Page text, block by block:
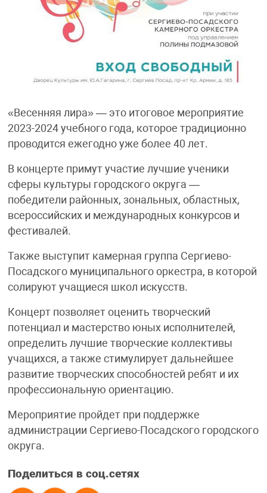
«Весенняя лира» — это итоговое мероприятие
2023-2024 учебного года, которое традиционно
проводится ежегодно уже более 40 лет.
В концерте примут участие лучшие ученики
сферы культуры городского округа —
победители районных, зональных, областных,
всероссийских и международных конкурсов и
фестивалей.
Также выступит камерная группа Сергиево-
Посадского муниципального оркестра, в которой
солируют учащиеся школ искусств.
Концерт позволяет оценить творческий
потенциал и мастерство юных исполнителей,
определить лучшие творческие коллективы
учащихся, а также стимулирует дальнейшее
развитие творческих способностей ребят и их
профессиональную ориентацию.
Мероприятие пройдет при поддержке
администрации Сергиево-Посадского городского
округа.
Поделиться в соц.сетях